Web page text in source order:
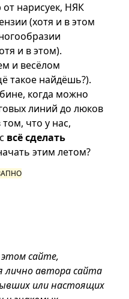
нарисуек, НЯК
(хотя и в этом
и в этом).
и весёлом
такое найдёшь?).
когда можно
линий до люков
что у нас,
всё сделать
этим летом?
сайте,
автора сайта
или настоящих